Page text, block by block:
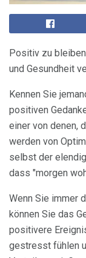
Positiv zu
und Gesundheit
Kennen Sie
positiven
einer von denen,
werden von
selbst der
dass "morgen
Wenn Sie immer
können Sie das
positivere
gestresst fühlen